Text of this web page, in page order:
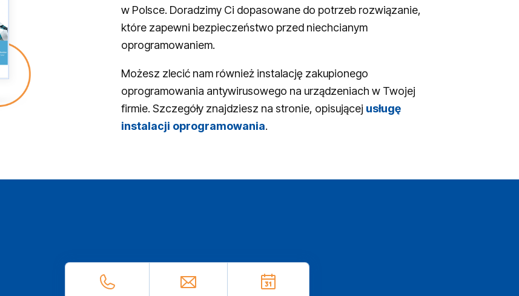
w Polsce. Doradzimy Ci dopasowane do potrzeb rozwiązanie,
które zapewni bezpieczeństwo przed niechcianym
oprogramowaniem.
Możesz zlecić nam również instalację zakupionego
oprogramowania antywirusowego na urządzeniach w Twojej
firmie. Szczegóły znajdziesz na stronie, opisującej usługę
instalacji oprogramowania.